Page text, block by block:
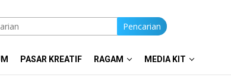
Pencarian
PASAR KREATIF RAGAM MEDIA KIT